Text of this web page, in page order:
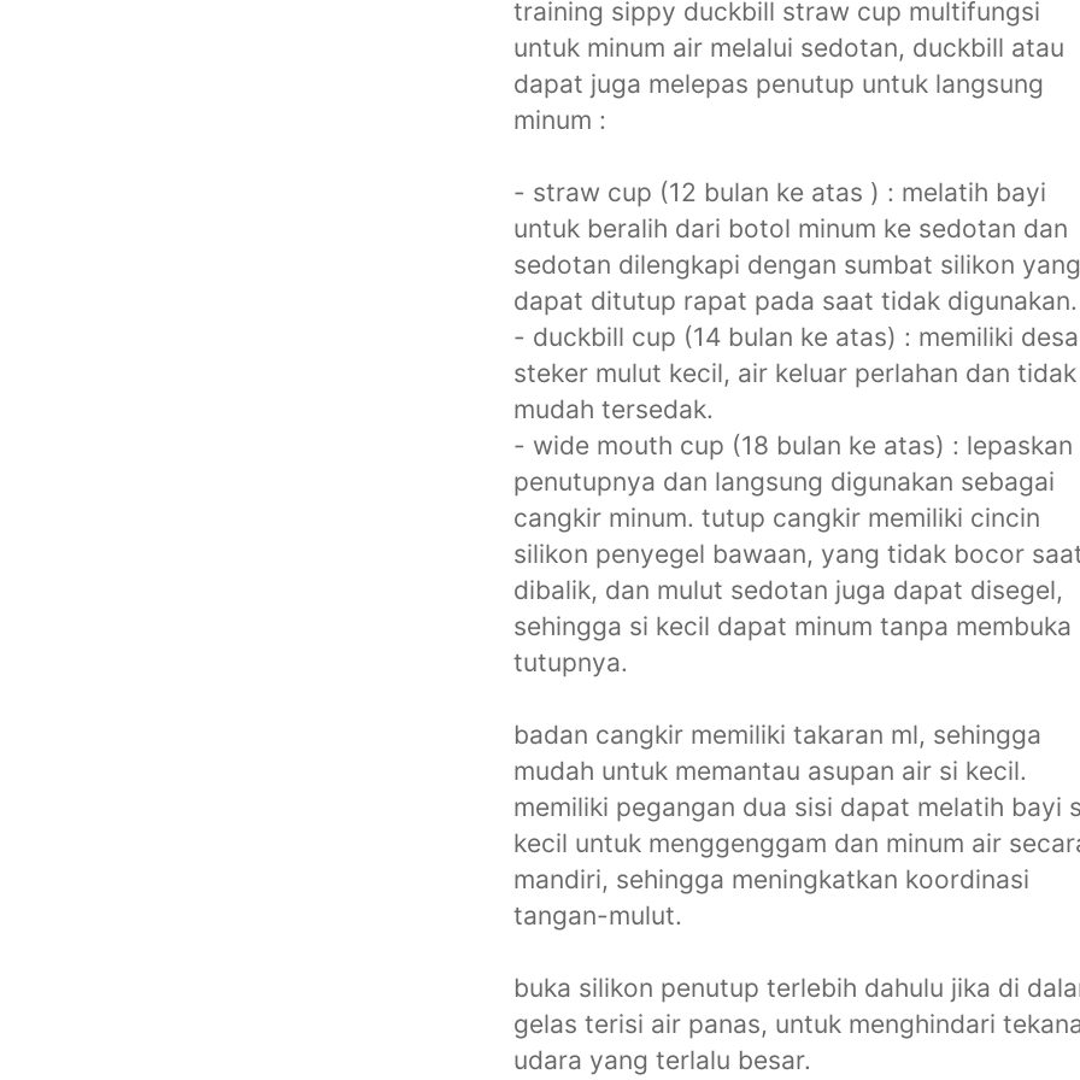
training sippy duckbill straw cup multifungsi
untuk minum air melalui sedotan, duckbill atau
dapat juga melepas penutup untuk langsung
minum :
- straw cup (12 bulan ke atas ) : melatih bayi
untuk beralih dari botol minum ke sedotan dan
sedotan dilengkapi dengan sumbat silikon yang
dapat ditutup rapat pada saat tidak digunakan.
- duckbill cup (14 bulan ke atas) : memiliki
steker mulut kecil, air keluar perlahan dan tidak
mudah tersedak.
- wide mouth cup (18 bulan ke atas) : lepaskan
penutupnya dan langsung digunakan sebagai
cangkir minum. tutup cangkir memiliki cincin
silikon penyegel bawaan, yang tidak bocor
dibalik, dan mulut sedotan juga dapat disegel,
sehingga si kecil dapat minum tanpa membuka
tutupnya.
badan cangkir memiliki takaran ml, sehingga
mudah untuk memantau asupan air si kecil.
memiliki pegangan dua sisi dapat melatih bayi
kecil untuk menggenggam dan minum air
mandiri, sehingga meningkatkan koordinasi
tangan-mulut.
buka silikon penutup terlebih dahulu jika di
gelas terisi air panas, untuk menghindari
udara yang terlalu besar.